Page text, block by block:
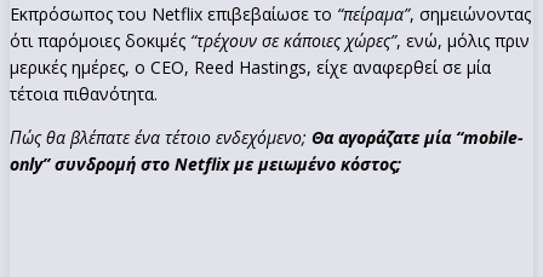
Εκπρόσωπος του Netflix επιβεβαίωσε το “πείραμα”, σημειώνοντας
ότι παρόμοιες δοκιμές “τρέχουν σε κάποιες χώρες”, ενώ, μόλις πριν
μερικές ημέρες, ο CEO, Reed Hastings, είχε αναφερθεί σε μία
τέτοια πιθανότητα.
Πώς θα βλέπατε ένα τέτοιο ενδεχόμενο; Θα αγοράζατε μία “mobile-
only” συνδρομή στο Netflix με μειωμένο κόστος;